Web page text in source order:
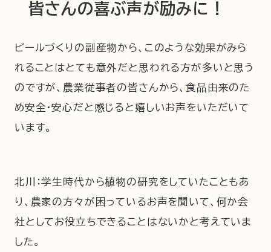
皆さんの喜ぶ声が励みに！
ビールづくりの副産物から、このような効果がみら
れることはとても意外だと思われる方が多いと思う
のですが、農業従事者の皆さんから、食品由来のた
め安全・安心だと感じると嬉しいお声をいただいて
います。
北川：学生時代から植物の研究をしていたこともあ
り、農家の方々が困っているお声を聞いて、何か会
社としてお役立ちできることはないかと考えていま
した。